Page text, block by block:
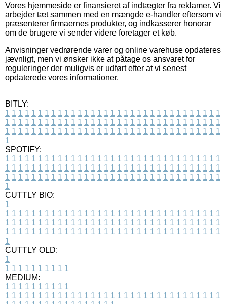
Vores hjemmeside er finansieret af indtægter fra reklamer. Vi
arbejder tæt sammen med en mængde e-handler eftersom vi
præsenterer firmaernes produkter, og indkasserer honorar
om de brugere vi sender videre foretager et køb.
Anvisninger vedrørende varer og online varehuse opdateres
jævnligt, men vi ønsker ikke at påtage os ansvaret for
reguleringer der muligvis er udført efter at vi senest
opdaterede vores informationer.
BITLY:
1 1 1 1 1 1 1 1 1 1 1 1 1 1 1 1 1 1 1 1 1 1 1 1 1 1 1 1 1 1 1 1 1
1 1 1 1 1 1 1 1 1 1 1 1 1 1 1 1 1 1 1 1 1 1 1 1 1 1 1 1 1 1 1 1 1
1 1 1 1 1 1 1 1 1 1 1 1 1 1 1 1 1 1 1 1 1 1 1 1 1 1 1 1 1 1 1 1 1
1
SPOTIFY:
1 1 1 1 1 1 1 1 1 1 1 1 1 1 1 1 1 1 1 1 1 1 1 1 1 1 1 1 1 1 1 1 1
1 1 1 1 1 1 1 1 1 1 1 1 1 1 1 1 1 1 1 1 1 1 1 1 1 1 1 1 1 1 1 1 1
1 1 1 1 1 1 1 1 1 1 1 1 1 1 1 1 1 1 1 1 1 1 1 1 1 1 1 1 1 1 1 1 1
1
CUTTLY BIO:
1
1 1 1 1 1 1 1 1 1 1 1 1 1 1 1 1 1 1 1 1 1 1 1 1 1 1 1 1 1 1 1 1 1
1 1 1 1 1 1 1 1 1 1 1 1 1 1 1 1 1 1 1 1 1 1 1 1 1 1 1 1 1 1 1 1 1
1 1 1 1 1 1 1 1 1 1 1 1 1 1 1 1 1 1 1 1 1 1 1 1 1 1 1 1 1 1 1 1 1
1
CUTTLY OLD:
1
1 1 1 1 1 1 1 1 1 1
MEDIUM:
1 1 1 1 1 1 1 1 1 1
1 1 1 1 1 1 1 1 1 1 1 1 1 1 1 1 1 1 1 1 1 1 1 1 1 1 1 1 1 1 1 1 1